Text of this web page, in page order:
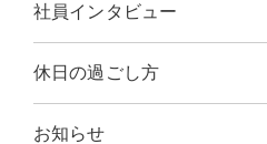
社員インタビュー
休日の過ごし方
お知らせ